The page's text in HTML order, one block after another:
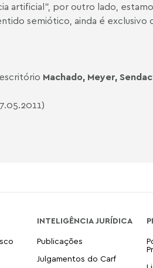
artificial”, por outro lado,
semiótico, ainda é
Machado, Meyer,
INTELIGÊNCIA JURÍDICA
Publicações
Julgamentos do Carf